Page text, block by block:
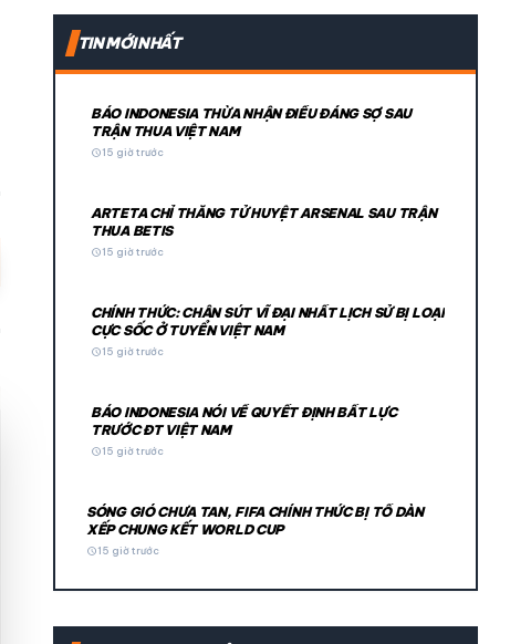
© 2026 TT24H
TIN MỚI NHẤT
BÁO INDONESIA THỪA NHẬN ĐIỀU ĐÁNG SỢ SAU
TRẬN THUA VIỆT NAM
schedule15 giờ trước
ARTETA CHỈ THẲNG TỬ HUYỆT ARSENAL SAU TRẬN
THUA BETIS
schedule15 giờ trước
CHÍNH THỨC: CHÂN SÚT VĨ ĐẠI NHẤT LỊCH SỬ BỊ LOẠI
CỰC SỐC Ở TUYỂN VIỆT NAM
schedule15 giờ trước
BÁO INDONESIA NÓI VỀ QUYẾT ĐỊNH BẤT LỰC
TRƯỚC ĐT VIỆT NAM
schedule15 giờ trước
SÓNG GIÓ CHƯA TAN, FIFA CHÍNH THỨC BỊ TỐ DÀN
XẾP CHUNG KẾT WORLD CUP
schedule15 giờ trước